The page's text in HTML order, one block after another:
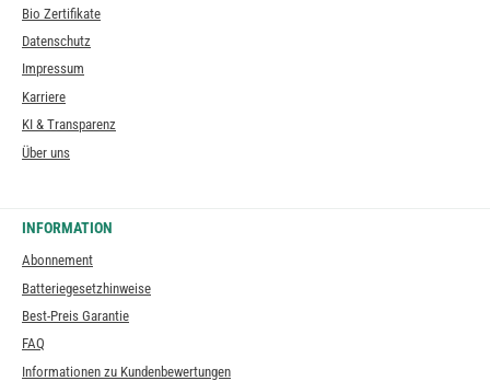
Bio Zertifikate
Datenschutz
Impressum
Karriere
KI & Transparenz
Über uns
INFORMATION
Abonnement
Batteriegesetzhinweise
Best-Preis Garantie
FAQ
Informationen zu Kundenbewertungen